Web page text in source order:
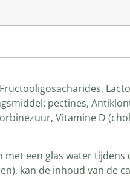
pectines,
Vitamine D
een glas water
kan de inhoud van de